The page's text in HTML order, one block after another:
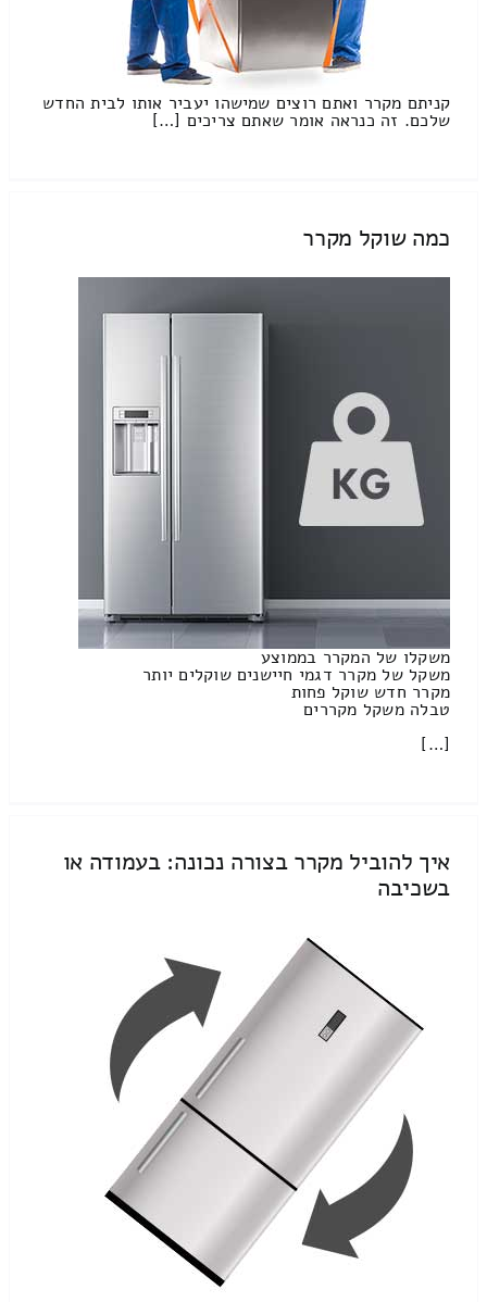
קניתם מקרר ואתם רוצים שמישהו יעביר אותו לבית החדש
שלכם. זה כנראה אומר שאתם צריכים […]
כמה שוקל מקרר
משקלו של המקרר בממוצע
משקל של מקרר דגמי חיישנים שוקלים יותר
מקרר חדש שוקל פחות
טבלה משקל מקררים
[…]
איך להוביל מקרר בצורה נכונה: בעמודה או
בשכיבה